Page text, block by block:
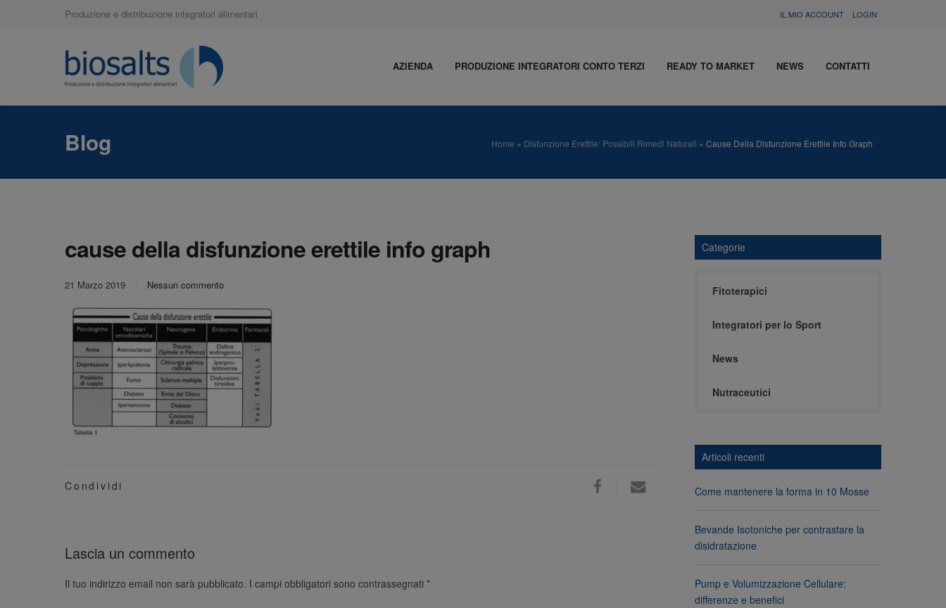
Produzione e distribuzione integratori alimentari IL MIO ACCOUNT LOGIN
AZIENDA PRODUZIONE INTEGRATORI CONTO TERZI READY TO MARKET NEWS CONTATTI
Blog Home » Disfunzione Erettile: Possibili Rimedi Naturali » Cause Della Disfunzione Erettile Info Graph
cause della disfunzione erettile info graph
21 Marzo 2019 Nessun commento
Condividi
Lascia un commento
Il tuo indirizzo email non sarà pubblicato. I campi obbligatori sono contrassegnati *
Categorie
Fitoterapici
Integratori per lo Sport
News
Nutraceutici
Articoli recenti
Come mantenere la forma in 10 Mosse
Bevande Isotoniche per contrastare la
disidratazione
Pump e Volumizzazione Cellulare:
differenze e benefici